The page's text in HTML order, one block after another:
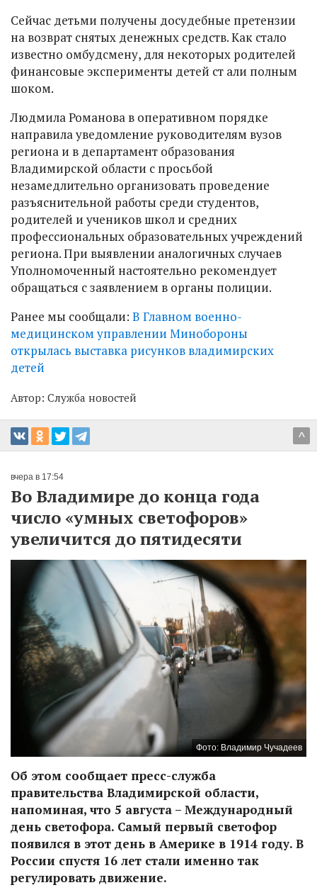
Сейчас детьми получены досудебные претензии
на возврат снятых денежных средств. Как стало
известно омбудсмену, для некоторых родителей
финансовые эксперименты детей ст али полным
шоком.
Людмила Романова в оперативном порядке
направила уведомление руководителям вузов
региона и в департамент образования
Владимирской области с просьбой
незамедлительно организовать проведение
разъяснительной работы среди студентов,
родителей и учеников школ и средних
профессиональных образовательных учреждений
региона. При выявлении аналогичных случаев
Уполномоченный настоятельно рекомендует
обращаться с заявлением в органы полиции.
Ранее мы сообщали: В Главном военно-
медицинском управлении Минобороны
открылась выставка рисунков владимирских
детей
Автор: Служба новостей
^
вчера в 17:54
Во Владимире до конца года
число «умных светофоров»
увеличится до пятидесяти
Фото: Владимир Чучадеев
Об этом сообщает пресс-служба
правительства Владимирской области,
напоминая, что 5 августа – Международный
день светофора. Самый первый светофор
появился в этот день в Америке в 1914 году. В
России спустя 16 лет стали именно так
регулировать движение.